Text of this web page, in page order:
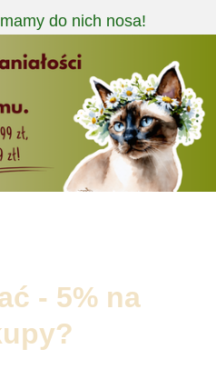
do nich nosa!
- 5% na